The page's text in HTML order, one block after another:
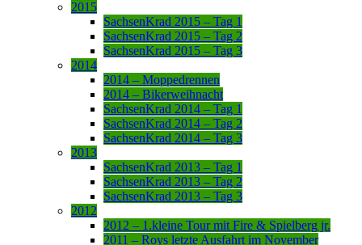
2015
SachsenKrad 2015 – Tag 1
SachsenKrad 2015 – Tag 2
SachsenKrad 2015 – Tag 3
2014
2014 – Moppedrennen
2014 – Bikerweihnacht
SachsenKrad 2014 – Tag 1
SachsenKrad 2014 – Tag 2
SachsenKrad 2014 – Tag 3
2013
SachsenKrad 2013 – Tag 1
SachsenKrad 2013 – Tag 2
SachsenKrad 2013 – Tag 3
2012
2012 – 1.kleine Tour mit Fire & Spielberg jr.
2011 – Roys letzte Ausfahrt im November